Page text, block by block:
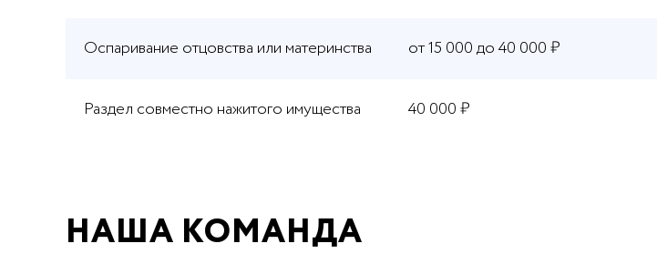
Оспаривание отцовства или материнства от 15 000 до 40 000 ₽
Раздел совместно нажитого имущества 40 000 ₽
НАША КОМАНДА